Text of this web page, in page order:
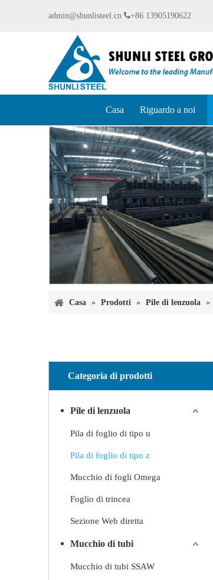
admin@shunlisteel.cn +86 13905190622
Casa Riguardo a noi
Casa » Prodotti » Pile di lenzuola »
Categoria di prodotti
Pile di lenzuola
Pila di foglio di tipo u
Pila di foglio di tipo z
Mucchio di fogli Omega
Foglio di trincea
Sezione Web diretta
Mucchio di tubi
Mucchio di tubi SSAW